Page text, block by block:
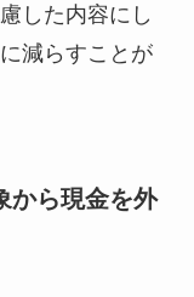
した内容にし
減らすことが
から現金を外